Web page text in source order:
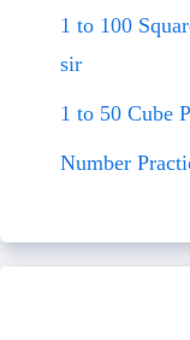
1 to 100
sir
1 to 50 Cube
Number